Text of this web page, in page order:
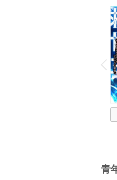
P
r
e
i
u
青